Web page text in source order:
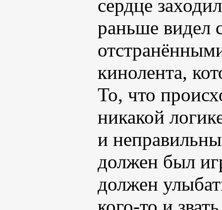
сердце
раньше видел
кинолента,
То, что
никакой
и
должен был
должен